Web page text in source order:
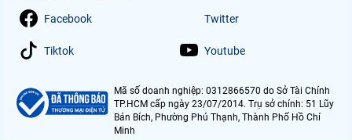
Facebook Twitter
Tiktok Youtube
Mã số doanh nghiệp: 0312866570 do Sở Tài Chính
TP.HCM cấp ngày 23/07/2014. Trụ sở chính: 51 Lũy
Bán Bích, Phường Phú Thạnh, Thành Phố Hồ Chí
Minh